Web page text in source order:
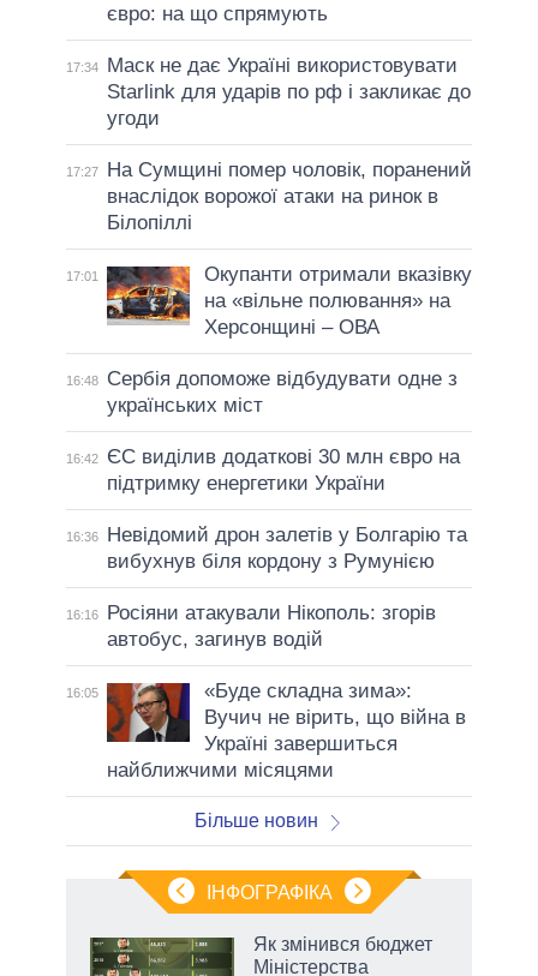
євро: на що спрямують
17:34
Маск не дає Україні використовувати
Starlink для ударів по рф і закликає до
угоди
17:27
На Сумщині помер чоловік, поранений
внаслідок ворожої атаки на ринок в
Білопіллі
17:01
Окупанти отримали вказівку
на «вільне полювання» на
Херсонщині – ОВА
16:48
Сербія допоможе відбудувати одне з
українських міст
16:42
ЄС виділив додаткові 30 млн євро на
підтримку енергетики України
16:36
Невідомий дрон залетів у Болгарію та
вибухнув біля кордону з Румунією
16:16
Росіяни атакували Нікополь: згорів
автобус, загинув водій
16:05
«Буде складна зима»:
Вучич не вірить, що війна в
Україні завершиться
найближчими місяцями
Більше новин
ІНФОГРАФІКА
Як змінився бюджет
Міністерства